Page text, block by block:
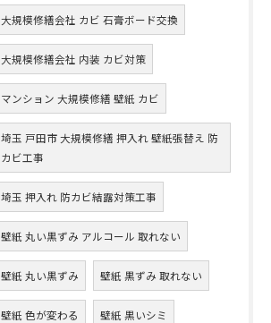
大規模修繕会社 カビ 石膏ボード交換
大規模修繕会社 内装 カビ対策
マンション 大規模修繕 壁紙 カビ
埼玉 戸田市 大規模修繕 押入れ 壁紙張替え 防
カビ工事
埼玉 押入れ 防カビ結露対策工事
壁紙 丸い黒ずみ アルコール 取れない
壁紙 丸い黒ずみ 壁紙 黒ずみ 取れない
壁紙 色が変わる 壁紙 黒いシミ